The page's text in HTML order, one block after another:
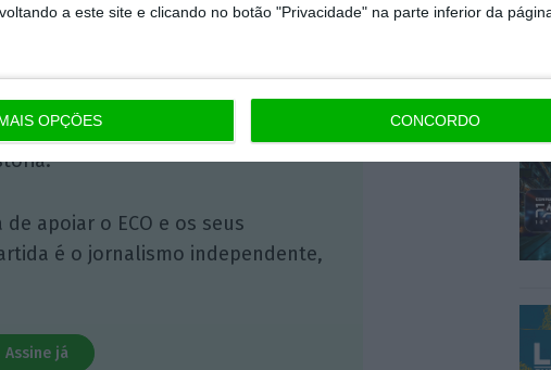
a este site e clicando no botão "Privacidade" na parte inferior da
OPÇÕES CONCORDO
é mais importante do que
e rigoroso.
Premium e tenha acesso a notícias
às reportagens e especiais que
apoiar o ECO e os seus
é o jornalismo independente,
Assine já